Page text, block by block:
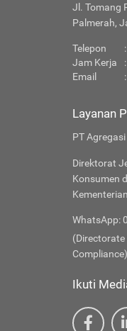
Jl. Tomang
Palmerah,
Telepon
Jam Kerja
Email
:
Layanan
PT
Direktorat
Konsumen
WhatsApp:
(Directorate
Compliance)
Ikuti